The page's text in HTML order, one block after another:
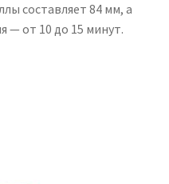
составляет 84 мм, а
— от 10 до 15 минут.